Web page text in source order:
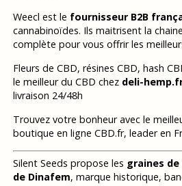
Weecl est le fournisseur B2B
cannabinoïdes. Ils maitrisent la
complète pour vous offrir les
Fleurs de CBD, résines CBD, hash
le meilleur du CBD chez deli-
livraison 24/48h
Trouvez votre bonheur avec le
boutique en ligne CBD.fr, leader en
Silent Seeds propose les graines
de Dinafem, marque historique,